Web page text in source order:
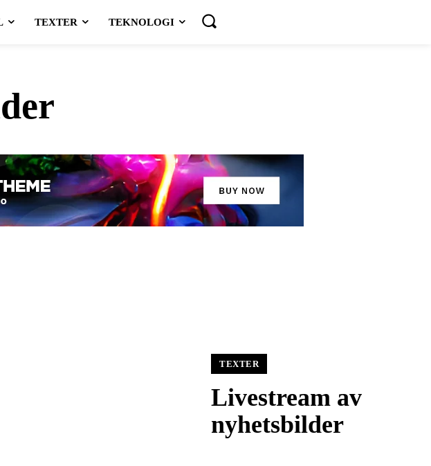
TEXTER TEKNOLOGI
TEXTER
Livestream av
nyhetsbilder